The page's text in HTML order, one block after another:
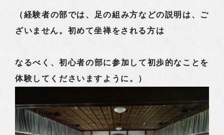
（経験者の部では、足の組み方などの説明は、ご
ざいません。初めて坐禅をされる方は
なるべく、初心者の部に参加して初歩的なことを
体験してくださいますように。）